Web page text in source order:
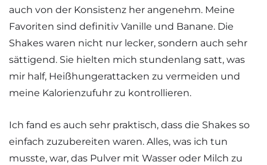
auch von der Konsistenz her angenehm. Meine
Favoriten sind definitiv Vanille und Banane. Die
Shakes waren nicht nur lecker, sondern auch sehr
sättigend. Sie hielten mich stundenlang satt, was
mir half, Heißhungerattacken zu vermeiden und
meine Kalorienzufuhr zu kontrollieren.
Ich fand es auch sehr praktisch, dass die Shakes so
einfach zuzubereiten waren. Alles, was ich tun
musste, war, das Pulver mit Wasser oder Milch zu